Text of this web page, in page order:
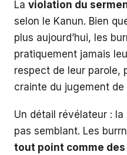
La violation du
selon le Kanun. Bien
plus aujourd’hui, les
pratiquement jamais
respect de leur parole,
crainte du jugement de
Un détail révélateur :
pas semblant. Les
tout point comme des